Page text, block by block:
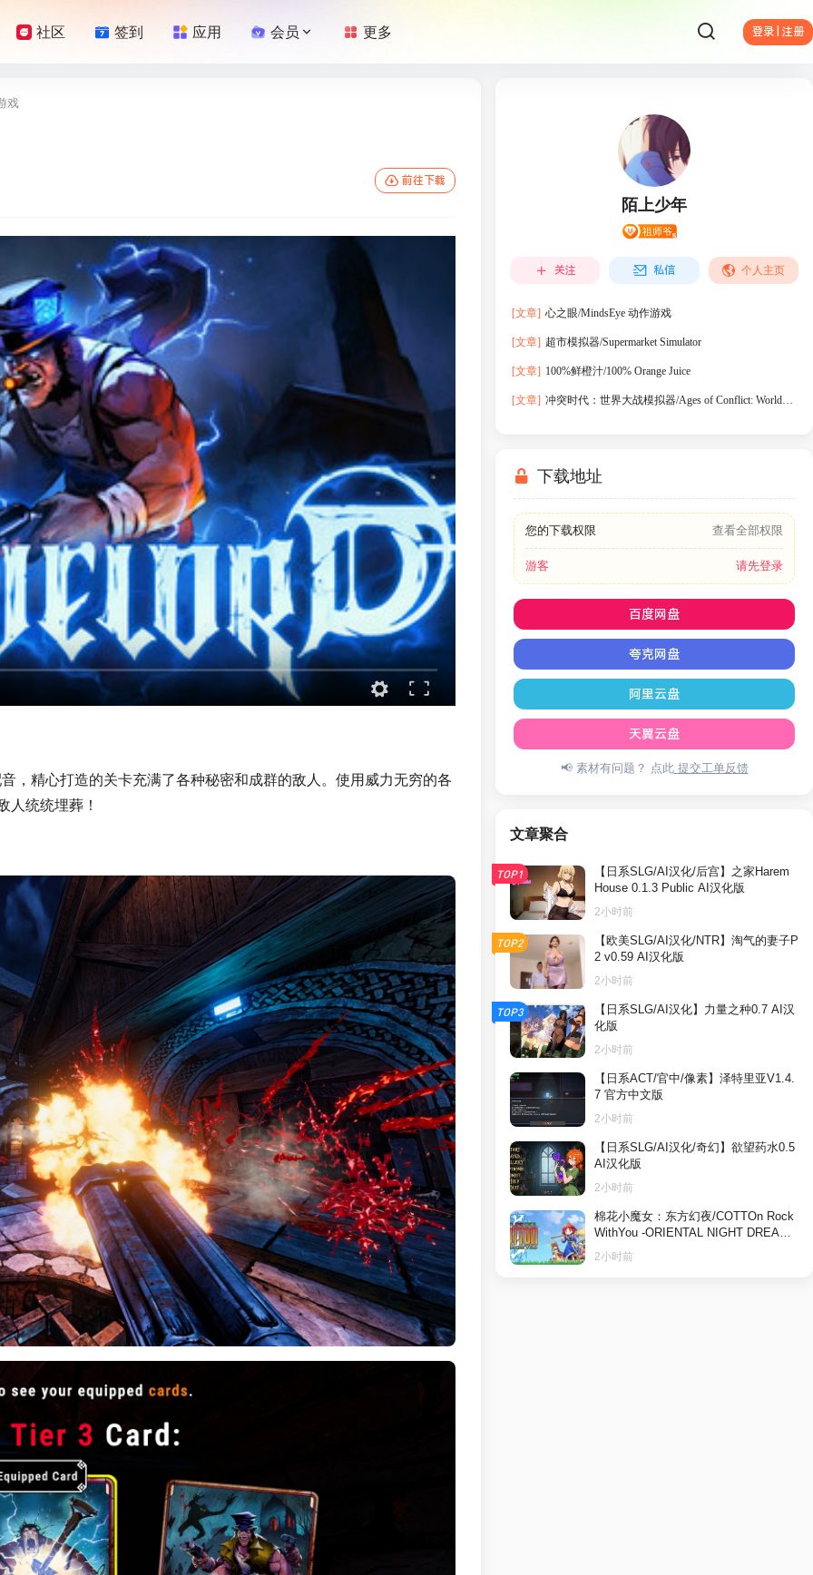
登录 | 注册
社区 签到 应用 会员 更多
戏
前往下载
，精心打造的关卡充满了各种秘密和成群的敌人。使用威力无穷的各
人统统埋葬！
陌上少年
关注 私信 个人主页
[文章] 心之眼/MindsEye 动作‎游戏
[文章] 超市模拟器/Supermarket Simulator
[文章] 100%鲜橙汁/100% Orange Juice
[文章] 冲突时代：世界大战模拟器/Ages of Conflict: World
下载地址
您的下载权限 查看全部权限
游客 请先登录
百度网盘
夸克网盘
阿里云盘
天翼云盘
📢 素材有问题？ 点此提交工单反馈
文章聚合
TOP1
【日系SLG/AI汉化/后宫】之家Harem
House 0.1.3 Public AI汉化版
2小时前
TOP2
【欧美SLG/AI汉化/NTR】淘气的妻子P
2 v0.59 AI汉化版
2小时前
TOP3
【日系SLG/AI汉化】力量之种0.7 AI汉
化版
2小时前
【日系ACT/官中/像素】泽特里亚V1.4.
7 官方中文版
2小时前
【日系SLG/AI汉化/奇幻】欲望药水0.5
AI汉化版
2小时前
棉花小魔女：东方幻夜/COTTOn Rock
WithYou -ORIENTAL NIGHT DREAMS
- 冒险游戏
2小时前